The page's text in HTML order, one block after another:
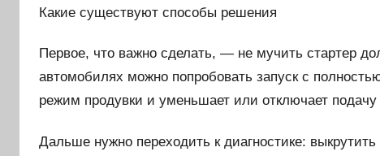
Какие существуют способы решения
Первое, что важно сделать, — не мучить стартер
автомобилях можно попробовать запуск с
режим продувки и уменьшает или отключает подачу
Дальше нужно переходить к диагностике: